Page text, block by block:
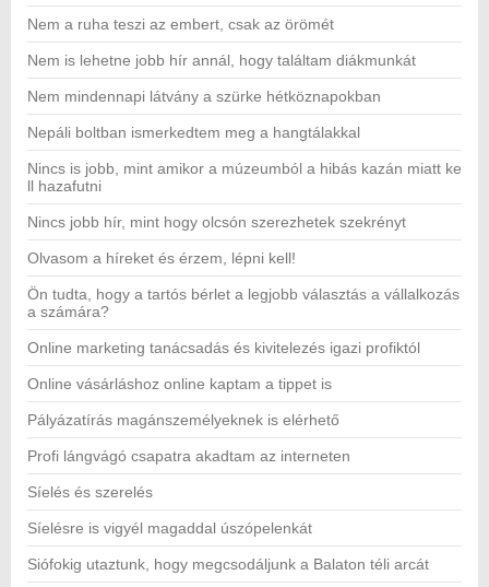
Nem a ruha teszi az embert, csak az örömét
Nem is lehetne jobb hír annál, hogy találtam diákmunkát
Nem mindennapi látvány a szürke hétköznapokban
Nepáli boltban ismerkedtem meg a hangtálakkal
Nincs is jobb, mint amikor a múzeumból a hibás kazán miatt ke
ll hazafutni
Nincs jobb hír, mint hogy olcsón szerezhetek szekrényt
Olvasom a híreket és érzem, lépni kell!
Ön tudta, hogy a tartós bérlet a legjobb választás a vállalkozás
a számára?
Online marketing tanácsadás és kivitelezés igazi profiktól
Online vásárláshoz online kaptam a tippet is
Pályázatírás magánszemélyeknek is elérhető
Profi lángvágó csapatra akadtam az interneten
Síelés és szerelés
Síelésre is vigyél magaddal úszópelenkát
Siófokig utaztunk, hogy megcsodáljunk a Balaton téli arcát